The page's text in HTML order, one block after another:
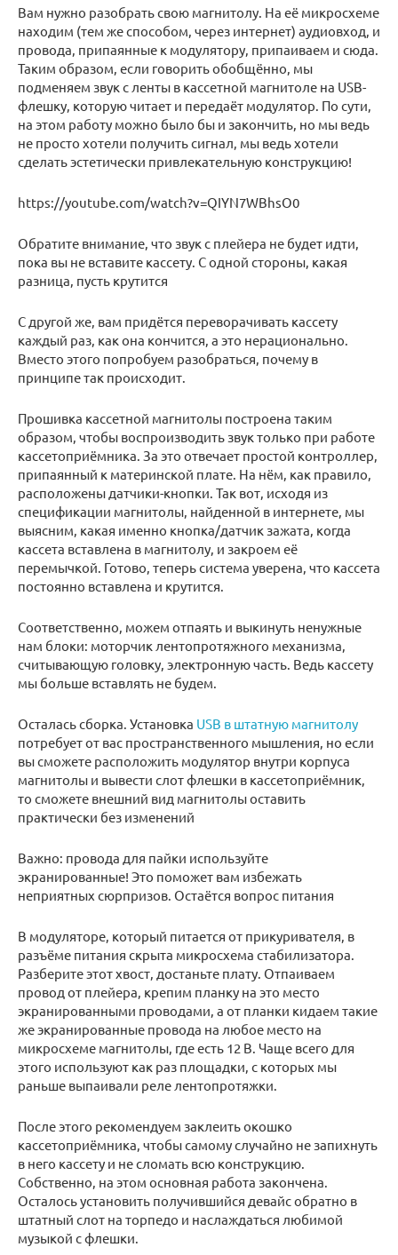
Вам нужно разобрать свою магнитолу. На её микросхеме
находим (тем же способом, через интернет) аудиовход, и
провода, припаянные к модулятору, припаиваем и сюда.
Таким образом, если говорить обобщённо, мы
подменяем звук с ленты в кассетной магнитоле на USB-
флешку, которую читает и передаёт модулятор. По сути,
на этом работу можно было бы и закончить, но мы ведь
не просто хотели получить сигнал, мы ведь хотели
сделать эстетически привлекательную конструкцию!
https://youtube.com/watch?v=QIYN7WBhsO0
Обратите внимание, что звук с плейера не будет идти,
пока вы не вставите кассету. С одной стороны, какая
разница, пусть крутится
С другой же, вам придётся переворачивать кассету
каждый раз, как она кончится, а это нерационально.
Вместо этого попробуем разобраться, почему в
принципе так происходит.
Прошивка кассетной магнитолы построена таким
образом, чтобы воспроизводить звук только при работе
кассетоприёмника. За это отвечает простой контроллер,
припаянный к материнской плате. На нём, как правило,
расположены датчики-кнопки. Так вот, исходя из
спецификации магнитолы, найденной в интернете, мы
выясним, какая именно кнопка/датчик зажата, когда
кассета вставлена в магнитолу, и закроем её
перемычкой. Готово, теперь система уверена, что кассета
постоянно вставлена и крутится.
Соответственно, можем отпаять и выкинуть ненужные
нам блоки: моторчик лентопротяжного механизма,
считывающую головку, электронную часть. Ведь кассету
мы больше вставлять не будем.
Осталась сборка. Установка USB в штатную магнитолу
потребует от вас пространственного мышления, но если
вы сможете расположить модулятор внутри корпуса
магнитолы и вывести слот флешки в кассетоприёмник,
то сможете внешний вид магнитолы оставить
практически без изменений
Важно: провода для пайки используйте
экранированные! Это поможет вам избежать
неприятных сюрпризов. Остаётся вопрос питания
В модуляторе, который питается от прикуривателя, в
разъёме питания скрыта микросхема стабилизатора.
Разберите этот хвост, достаньте плату. Отпаиваем
провод от плейера, крепим планку на это место
экранированными проводами, а от планки кидаем такие
же экранированные провода на любое место на
микросхеме магнитолы, где есть 12 В. Чаще всего для
этого используют как раз площадки, с которых мы
раньше выпаивали реле лентопротяжки.
После этого рекомендуем заклеить окошко
кассетоприёмника, чтобы самому случайно не запихнуть
в него кассету и не сломать всю конструкцию.
Собственно, на этом основная работа закончена.
Осталось установить получившийся девайс обратно в
штатный слот на торпедо и наслаждаться любимой
музыкой с флешки.